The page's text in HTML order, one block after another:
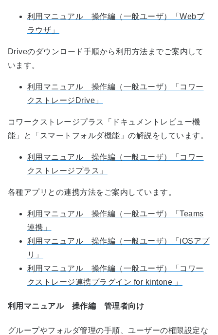
利用マニュアル 操作編（一般ユーザ）「Webブ
ラウザ」
Driveのダウンロード手順から利用方法までご案内して
います。
利用マニュアル 操作編（一般ユーザ）「コワー
クストレージDrive」
コワークストレージプラス「ドキュメントレビュー機
能」と「スマートフォルダ機能」の解説をしています。
利用マニュアル 操作編（一般ユーザ）「コワー
クストレージプラス」
各種アプリとの連携方法をご案内しています。
利用マニュアル 操作編（一般ユーザ）「Teams
連携」
利用マニュアル 操作編（一般ユーザ）「iOSアプ
リ」
利用マニュアル 操作編（一般ユーザ）「コワー
クストレージ連携プラグイン for kintone 」
利用マニュアル 操作編 管理者向け
グループやフォルダ管理の手順、ユーザーの権限設定な